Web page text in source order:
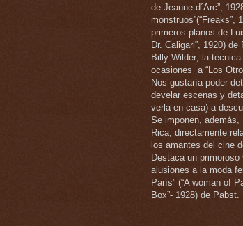
de Jeanne d´Arc”,
primeros planos de
Dr. Caligari”, 1920)
Billy Wilder; la
ocasiones a “Los
Nos gustaría poder
develar escenas y
verla en casa) a
Se imponen,
Rica, directamente
los amantes del cine
Destaca un
alusiones a la moda
París” (“A woman of
Box”- 1928) de Pabst.